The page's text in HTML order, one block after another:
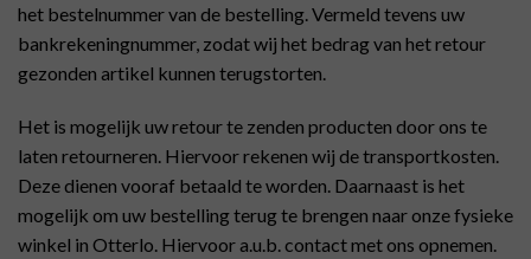
het bestelnummer van de bestelling. Vermeld tevens uw
bankrekeningnummer, zodat wij het bedrag van het retour
gezonden artikel kunnen terugstorten.
Het is mogelijk uw retour te zenden producten door ons te
laten retourneren. Hiervoor rekenen wij de transportkosten.
Deze dienen vooraf betaald te worden. Daarnaast is het
mogelijk om uw bestelling terug te brengen naar onze fysieke
winkel in Otterlo. Hiervoor a.u.b. contact met ons opnemen.